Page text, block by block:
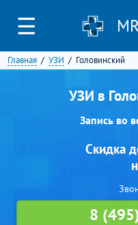
☰
Главная УЗИ Головинский
УЗИ в
Запись во
Скидка
8